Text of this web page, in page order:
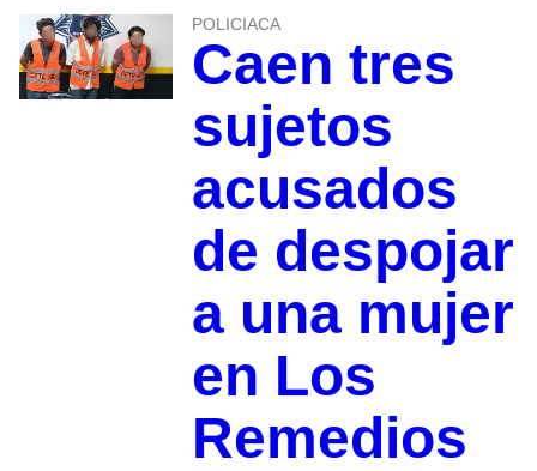
POLICIACA
Caen tres
sujetos
acusados
de despojar
a una mujer
en Los
Remedios